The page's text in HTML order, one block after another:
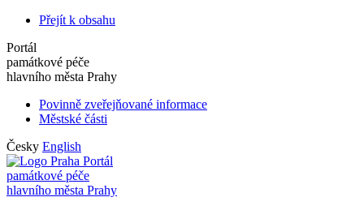
Přejít k obsahu
Portál
památkové péče
hlavního města Prahy
Povinně zveřejňované informace
Městské části
Česky English
Portál
památkové péče
hlavního města Prahy